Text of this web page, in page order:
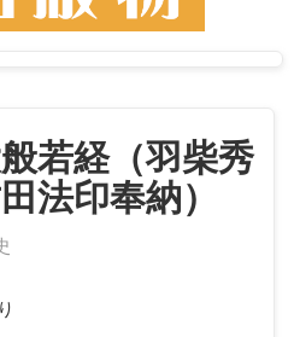
若経（羽柴秀
法印奉納）